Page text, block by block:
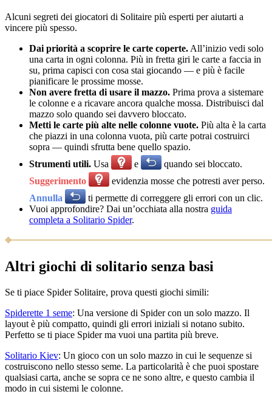
Alcuni segreti dei giocatori di Solitaire più esperti per aiutarti a
vincere più spesso.
Dai priorità a scoprire le carte coperte. All’inizio vedi solo
una carta in ogni colonna. Più in fretta giri le carte a faccia in
su, prima capisci con cosa stai giocando — e più è facile
pianificare le prossime mosse.
Non avere fretta di usare il mazzo. Prima prova a sistemare
le colonne e a ricavare ancora qualche mossa. Distribuisci dal
mazzo solo quando sei davvero bloccato.
Metti le carte più alte nelle colonne vuote. Più alta è la carta
che piazzi in una colonna vuota, più carte potrai costruirci
sopra — quindi sfrutta bene quello spazio.
Strumenti utili. Usa e
quando sei bloccato.
Suggerimento
evidenzia mosse che potresti aver perso.
Annulla
ti permette di correggere gli errori con un clic.
Vuoi approfondire? Dai un’occhiata alla nostra guida
completa a Solitario Spider.
Altri giochi di solitario senza basi
Se ti piace Spider Solitaire, prova questi giochi simili:
Spiderette 1 seme: Una versione di Spider con un solo mazzo. Il
layout è più compatto, quindi gli errori iniziali si notano subito.
Perfetto se ti piace Spider ma vuoi una partita più breve.
Solitario Kiev: Un gioco con un solo mazzo in cui le sequenze si
costruiscono nello stesso seme. La particolarità è che puoi spostare
qualsiasi carta, anche se sopra ce ne sono altre, e questo cambia il
modo in cui sistemi le colonne.